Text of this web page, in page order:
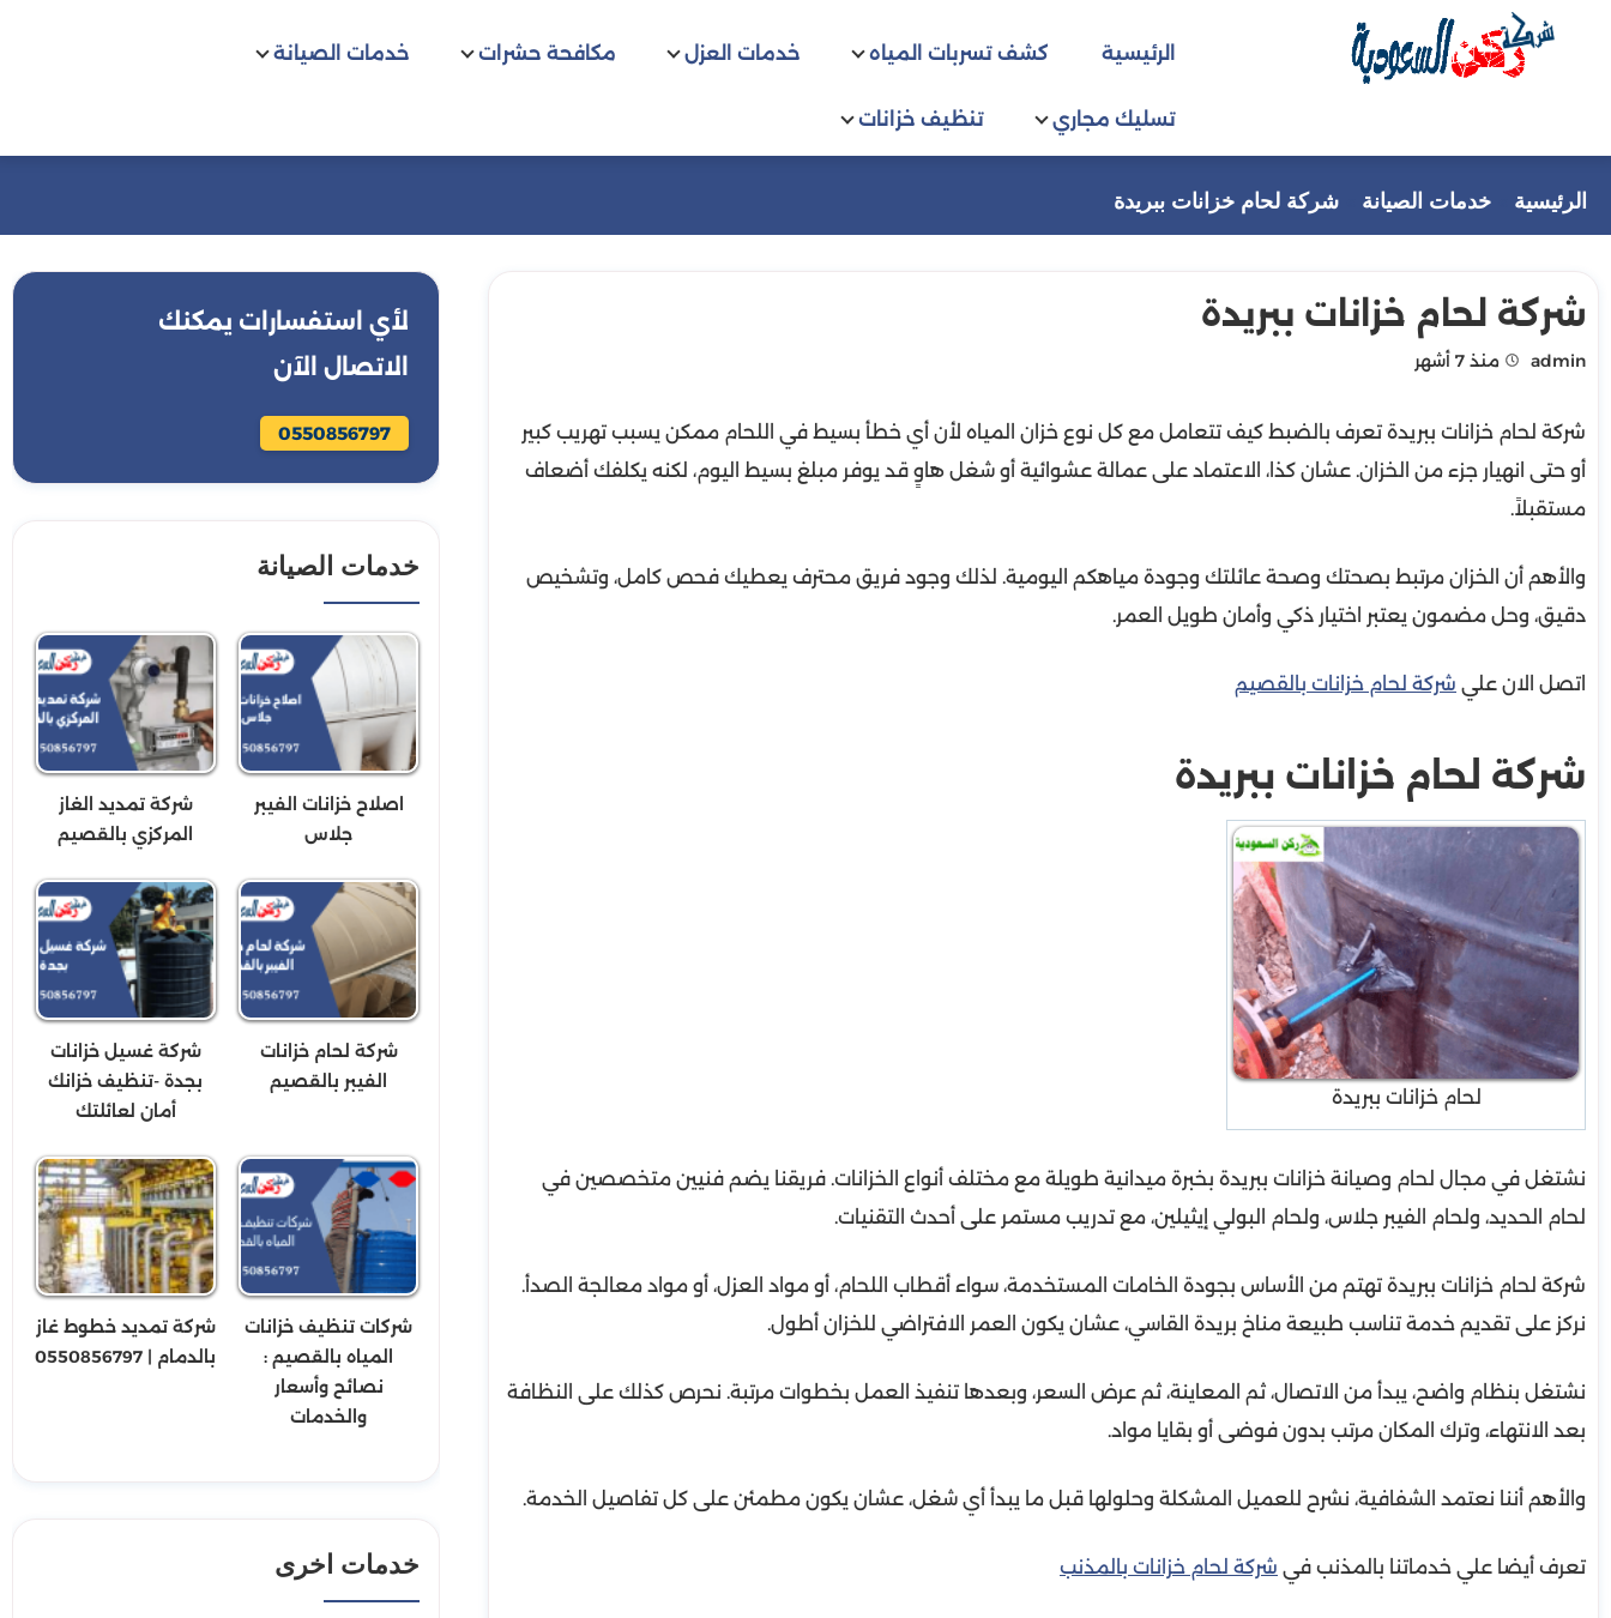
الرئيسية كشف تسربات المياه خدمات العزل مكافحة حشرات خدمات الصيانة
تسليك مجاري تنظيف خزانات
الرئيسية خدمات الصيانة شركة لحام خزانات ببريدة
شركة لحام خزانات ببريدة
admin منذ 7 أشهر
شركة لحام خزانات ببريدة تعرف بالضبط كيف تتعامل مع كل نوع خزان المياه لأن أي خطأ بسيط في اللحام ممكن يسبب تهريب كبير
أو حتى انهيار جزء من الخزان. عشان كذا، الاعتماد على عمالة عشوائية أو شغل هاوٍ قد يوفر مبلغ بسيط اليوم، لكنه يكلفك أضعاف
مستقبلاً.
والأهم أن الخزان مرتبط بصحتك وصحة عائلتك وجودة مياهكم اليومية. لذلك وجود فريق محترف يعطيك فحص كامل، وتشخيص
دقيق، وحل مضمون يعتبر اختيار ذكي وأمان طويل العمر.
اتصل الان علي شركة لحام خزانات بالقصيم
شركة لحام خزانات ببريدة
لحام خزانات ببريدة
نشتغل في مجال لحام وصيانة خزانات ببريدة بخبرة ميدانية طويلة مع مختلف أنواع الخزانات. فريقنا يضم فنيين متخصصين في
لحام الحديد، ولحام الفيبر جلاس، ولحام البولي إيثيلين، مع تدريب مستمر على أحدث التقنيات.
شركة لحام خزانات ببريدة تهتم من الأساس بجودة الخامات المستخدمة، سواء أقطاب اللحام، أو مواد العزل، أو مواد معالجة الصدأ.
نركز على تقديم خدمة تناسب طبيعة مناخ بريدة القاسي، عشان يكون العمر الافتراضي للخزان أطول.
نشتغل بنظام واضح، يبدأ من الاتصال، ثم المعاينة، ثم عرض السعر، وبعدها تنفيذ العمل بخطوات مرتبة. نحرص كذلك على النظافة
بعد الانتهاء، وترك المكان مرتب بدون فوضى أو بقايا مواد.
والأهم أننا نعتمد الشفافية، نشرح للعميل المشكلة وحلولها قبل ما يبدأ أي شغل، عشان يكون مطمئن على كل تفاصيل الخدمة.
تعرف أيضا علي خدماتنا بالمذنب في شركة لحام خزانات بالمذنب
لأي استفسارات يمكنك
الاتصال الآن
0550856797
خدمات الصيانة
اصلاح خزانات الفيبر
جلاس
شركة تمديد الغاز
المركزي بالقصيم
شركة لحام خزانات
الفيبر بالقصيم
شركة غسيل خزانات
بجدة -تنظيف خزانك
أمان لعائلتك
شركات تنظيف خزانات
المياه بالقصيم :
نصائح وأسعار
والخدمات
شركة تمديد خطوط غاز
بالدمام | 0550856797
خدمات اخرى